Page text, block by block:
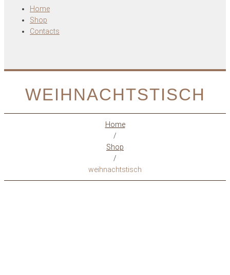
Home
Shop
Contacts
WEIHNACHTSTISCH
Home
/
Shop
/
weihnachtstisch